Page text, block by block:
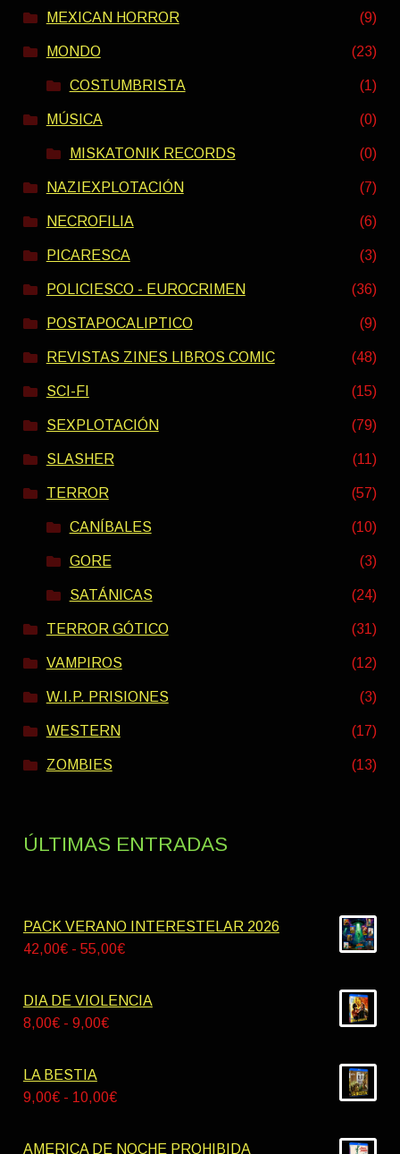
MEXICAN HORROR (9)
MONDO (23)
COSTUMBRISTA (1)
MÚSICA (0)
MISKATONIK RECORDS (0)
NAZIEXPLOTACIÓN (7)
NECROFILIA (6)
PICARESCA (3)
POLICIESCO - EUROCRIMEN (36)
POSTAPOCALIPTICO (9)
REVISTAS ZINES LIBROS COMIC (48)
SCI-FI (15)
SEXPLOTACIÓN (79)
SLASHER (11)
TERROR (57)
CANÍBALES (10)
GORE (3)
SATÁNICAS (24)
TERROR GÓTICO (31)
VAMPIROS (12)
W.I.P. PRISIONES (3)
WESTERN (17)
ZOMBIES (13)
ÚLTIMAS ENTRADAS
PACK VERANO INTERESTELAR 2026
42,00€ - 55,00€Rango
precios:
DIA DE VIOLENCIA
8,00€ - 9,00€Rango
desde
LA BESTIA
9,00€ - 10,00€Rango
precios:
AMERICA DE NOCHE PROHIBIDA